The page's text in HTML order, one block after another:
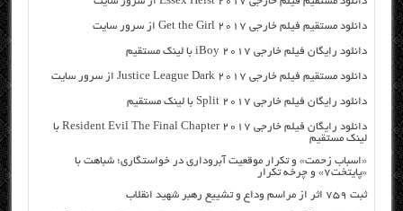
دانلود مستقیم فیلم خارجی Get the Girl 2017 از سرور سایت
دانلود رایگان فیلم خارجی iBoy 2017 با لینک مستقیم
دانلود مستقیم فیلم خارجی Justice League Dark 2017 از سرور سایت
دانلود رایگان فیلم خارجی Split 2017 با لینک مستقیم
دانلود رایگان فیلم خارجی Resident Evil The Final Chapter 2017 با
لینک مستقیم
«اسباب زحمت» و تکرار موقعیت آبروداری در خواستگاری؛ شباهت با
«پایتخت۷» و چرخه تکرار
ثبت ۷۵۹ اثر از مراسم وداع و تشییع رهبر شهید انقلاب